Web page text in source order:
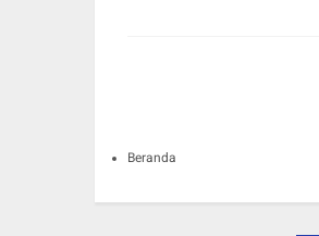
Beranda